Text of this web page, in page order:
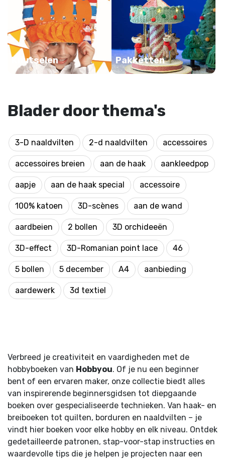
Knutselen Pakketten
Blader door thema's
3-D naaldvilten 2-d naaldvilten accessoires
accessoires breien aan de haak aankleedpop
aapje aan de haak special accessoire
100% katoen 3D-scènes aan de wand
aardbeien 2 bollen 3D orchideeën
3D-effect 3D-Romanian point lace 46
5 bollen 5 december A4 aanbieding
aardewerk 3d textiel
Verbreed je creativiteit en vaardigheden met de
hobbyboeken van Hobbyou. Of je nu een beginner
bent of een ervaren maker, onze collectie biedt alles
van inspirerende beginnersgidsen tot diepgaande
boeken over gespecialiseerde technieken. Van haak- en
breiboeken tot quilten, borduren en naaldvilten – je
vindt hier boeken voor elke hobby en elk niveau. Ontdek
gedetailleerde patronen, stap-voor-stap instructies en
waardevolle tips die je helpen je projecten naar een